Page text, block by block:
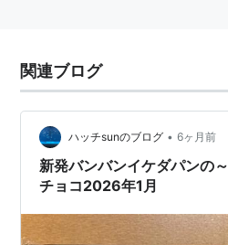
関連ブログ
ハッチsunのブログ • 6ヶ月前
新発バンバンイケダパンの
チョコ2026年1月